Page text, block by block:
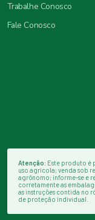
Trabalhe Conosco
Fale Conosco
Atenção: Este produto é
uso agrícola; venda sob
agrônomo; informe-se e
corretamente as
as instruções contida no
de proteção individual.